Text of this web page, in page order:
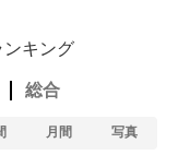
ンキング
総合
月間 写真